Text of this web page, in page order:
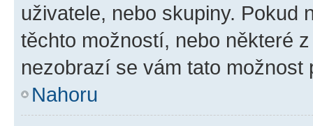
uživatele, nebo skupiny. Pokud
těchto možností, nebo některé
nezobrazí se vám tato
Nahoru